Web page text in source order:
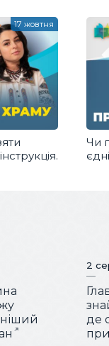
17 жовтня
Чи
2
де